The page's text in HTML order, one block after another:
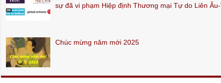
sự đã vi phạm Hiệp định Thương mại Tự do Liên
Chúc mừng năm mới 2025